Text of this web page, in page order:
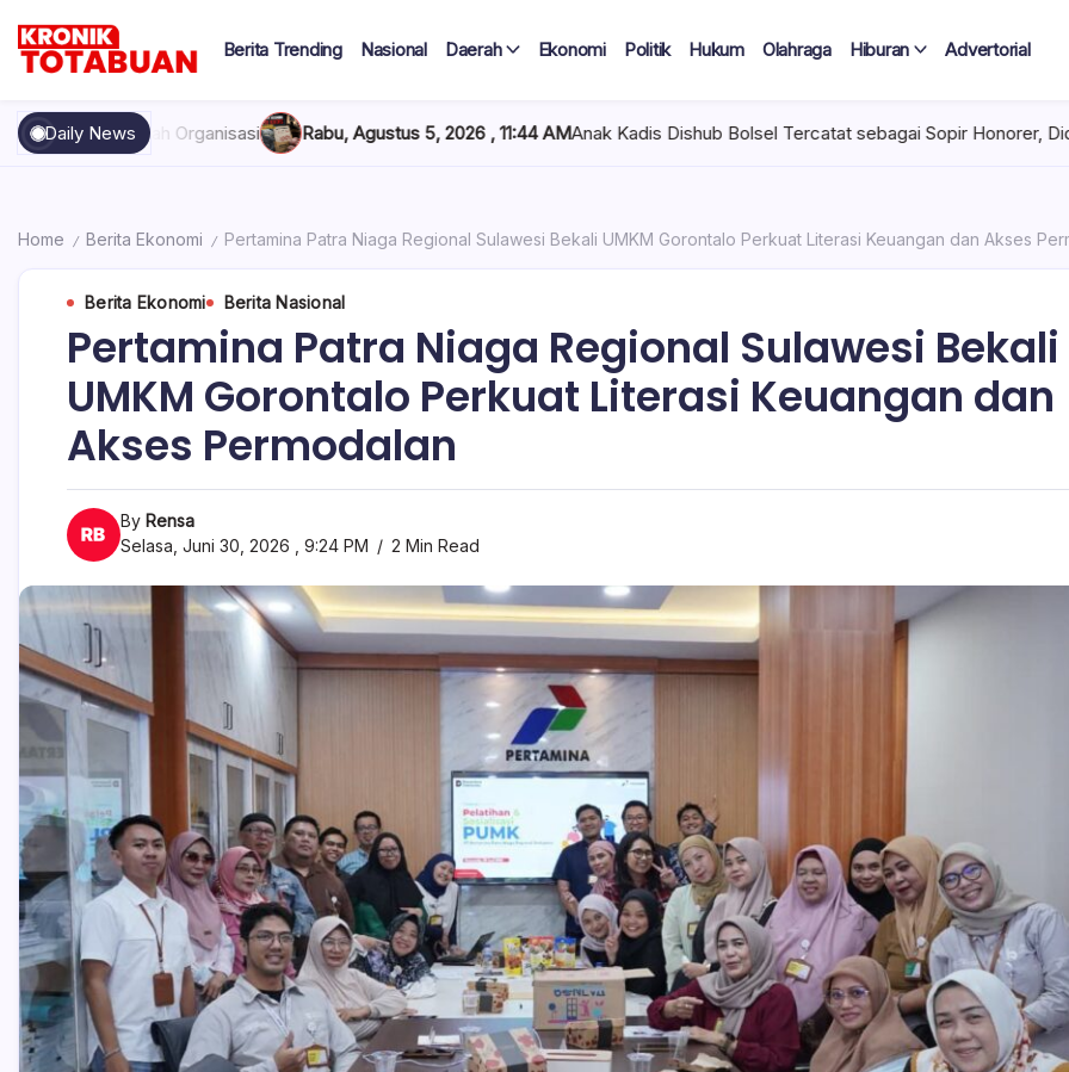
content
Totabuan
Terkini
hari
ini
Berita Trending Nasional Daerah Ekonomi Politik Hukum Olahraga Hiburan Advertorial
Daily NewsRabu, Agustus 5, 2026 , 11:44 AMAnak Kadis Dishub Bolsel Tercatat sebagai Sopir Honorer, Diduga Tak Pernah Bertugas
Home / Berita Ekonomi / Pertamina Patra Niaga Regional Sulawesi Bekali UMKM Gorontalo Perkuat Literasi Keuangan dan Akses
Berita Ekonomi Berita Nasional
Pertamina Patra Niaga Regional Sulawesi Bekali
UMKM Gorontalo Perkuat Literasi Keuangan dan
Akses Permodalan
By Rensa
Selasa, Juni 30, 2026 , 9:24 PM
2 Min Read